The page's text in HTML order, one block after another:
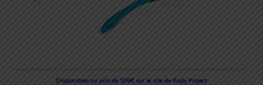
Disponibles au prix de 109€ sur le site de Rudy Project